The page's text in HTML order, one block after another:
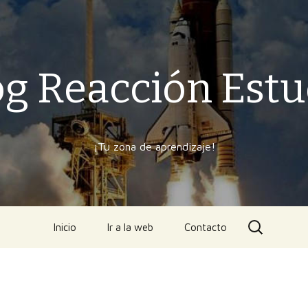
Reacción
¡Tu zona de aprendizaje!
contenido
Inicio Ir a la web Contacto
Buscar: